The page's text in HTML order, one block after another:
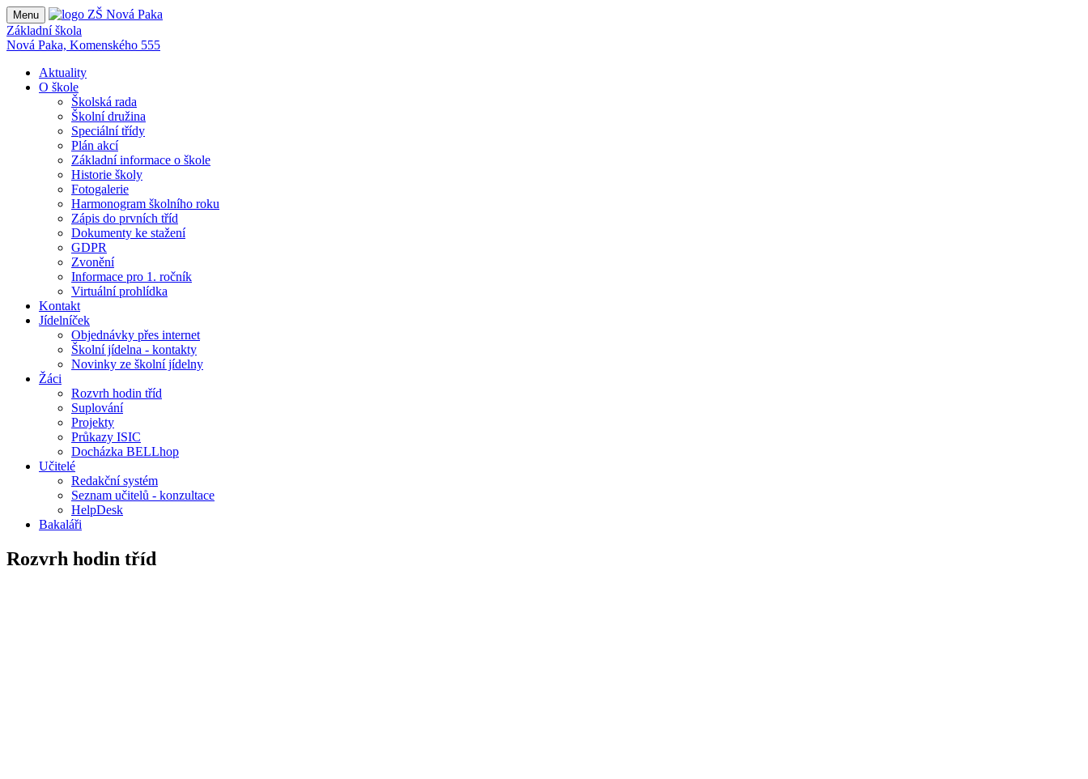
Menu
Základní škola
Nová Paka, Komenského 555
Aktuality
O škole
Školská rada
Školní družina
Speciální třídy
Plán akcí
Základní informace o škole
Historie školy
Fotogalerie
Harmonogram školního roku
Zápis do prvních tříd
Dokumenty ke stažení
GDPR
Zvonění
Informace pro 1. ročník
Virtuální prohlídka
Kontakt
Jídelníček
Objednávky přes internet
Školní jídelna - kontakty
Novinky ze školní jídelny
Žáci
Rozvrh hodin tříd
Suplování
Projekty
Průkazy ISIC
Docházka BELLhop
Učitelé
Redakční systém
Seznam učitelů - konzultace
HelpDesk
Bakaláři
Rozvrh hodin tříd